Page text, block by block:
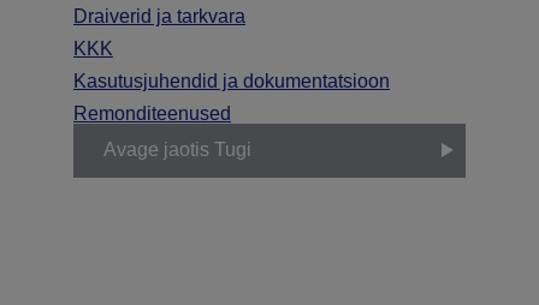
Draiverid ja tarkvara
KKK
Kasutusjuhendid ja dokumentatsioon
Remonditeenused
Avage jaotis Tugi